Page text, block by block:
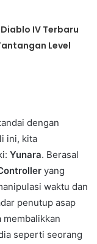
IV Terbaru
Level
dengan
ini, kita
Yunara. Berasal
yang
waktu dan
penutup asap
membalikkan
seperti seorang